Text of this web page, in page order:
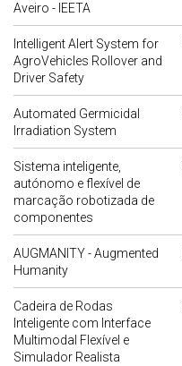
Aveiro - IEETA
Intelligent Alert System for
AgroVehicles Rollover and
Driver Safety
Automated Germicidal
Irradiation System
Sistema inteligente,
autónomo e flexível de
marcação robotizada de
componentes
AUGMANITY - Augmented
Humanity
Cadeira de Rodas
Inteligente com Interface
Multimodal Flexível e
Simulador Realista